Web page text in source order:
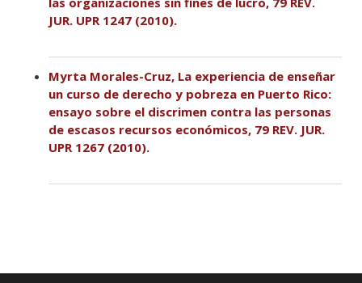
JUR. UPR 1247 (2010).
Myrta Morales-Cruz, La experiencia de enseñar
un curso de derecho y pobreza en Puerto Rico:
ensayo sobre el discrimen contra las personas
de escasos recursos económicos, 79 REV. JUR.
UPR 1267 (2010).